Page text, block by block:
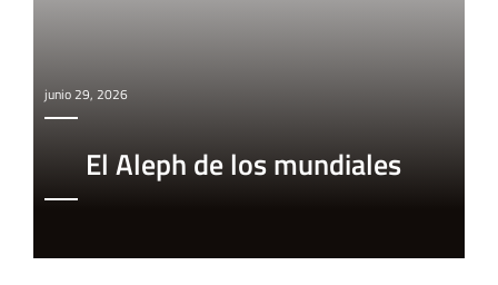
junio 29, 2026
El Aleph de los mundiales